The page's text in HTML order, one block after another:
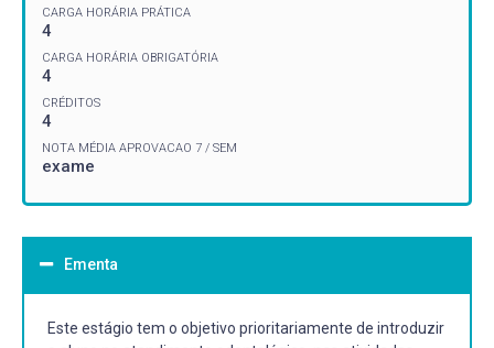
CARGA HORÁRIA PRÁTICA
4
CARGA HORÁRIA OBRIGATÓRIA
4
CRÉDITOS
4
NOTA MÉDIA APROVACAO 7 / SEM
exame
Ementa
Este estágio tem o objetivo prioritariamente de introduzir